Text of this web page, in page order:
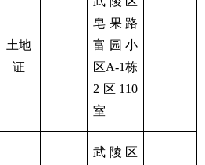
土地
证
皂果路
富园小
区A-1栋
2区110
室
武陵区